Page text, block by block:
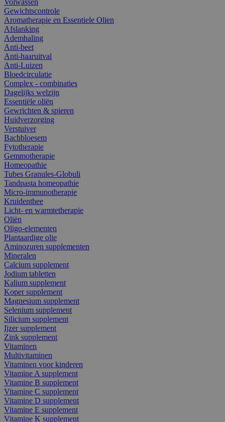
Gewichtscontrole
Aromatherapie en Essentiele Olien
Afslanking
Ademhaling
Anti-beet
Anti-haaruitval
Anti-Luizen
Bloedcirculatie
Complex - combinaties
Dagelijks welzijn
Essentiële oliën
Gewrichten & spieren
Huidverzorging
Verstuiver
Bachbloesem
Fytotherapie
Gemmotherapie
Homeopathie
Tubes Granules-Globuli
Tandpasta homeopathie
Micro-immunotherapie
Kruidenthee
Licht- en warmtetherapie
Oliën
Oligo-elementen
Plantaardige olie
Aminozuren supplementen
Mineralen
Calcium supplement
Jodium tabletten
Kalium supplement
Koper supplement
Magnesium supplement
Selenium supplement
Silicium supplement
Ijzer supplement
Zink supplement
Vitaminen
Multivitaminen
Vitaminen voor kinderen
Vitamine A supplement
Vitamine B supplement
Vitamine C supplement
Vitamine D supplement
Vitamine E supplement
Vitamine K supplement